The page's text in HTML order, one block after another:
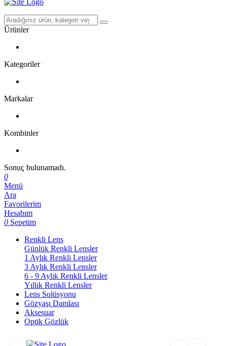
Ürünler
Kategoriler
Markalar
Kombinler
Sonuç bulunamadı.
0
Menü
Ara
Favorilerim
Hesabım
0 Sepetim
Renkli Lens
Günlük Renkli Lensler
1 Aylık Renkli Lensler
3 Aylık Renkli Lensler
6 - 9 Aylık Renkli Lensler
Yıllık Renkli Lensler
Lens Solüsyonu
Gözyaşı Damlası
Aksesuar
Optik Gözlük